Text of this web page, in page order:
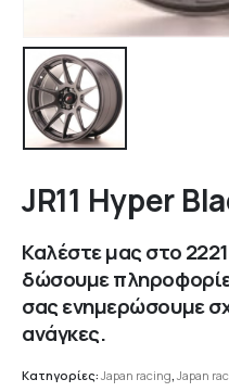
JR11 Hyper
Καλέστε μας στο
δώσουμε
σας ενημερώσουμε
ανάγκες.
Κατηγορίες: Japan racing Japan